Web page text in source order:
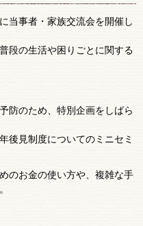
当事者・家族交流会を開催し
段の生活や困りごとに関する
防のため、特別企画をしばら
後見制度についてのミニセミ
のお金の使い方や、複雑な手